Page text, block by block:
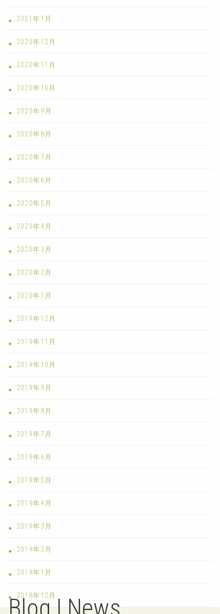
2021年1月
2020年12月
2020年11月
2020年10月
2020年9月
2020年8月
2020年7月
2020年6月
2020年5月
2020年4月
2020年3月
2020年2月
2020年1月
2019年12月
2019年11月
2019年10月
2019年9月
2019年8月
2019年7月
2019年6月
2019年5月
2019年4月
2019年3月
2019年2月
2019年1月
2018年12月
Blog | News